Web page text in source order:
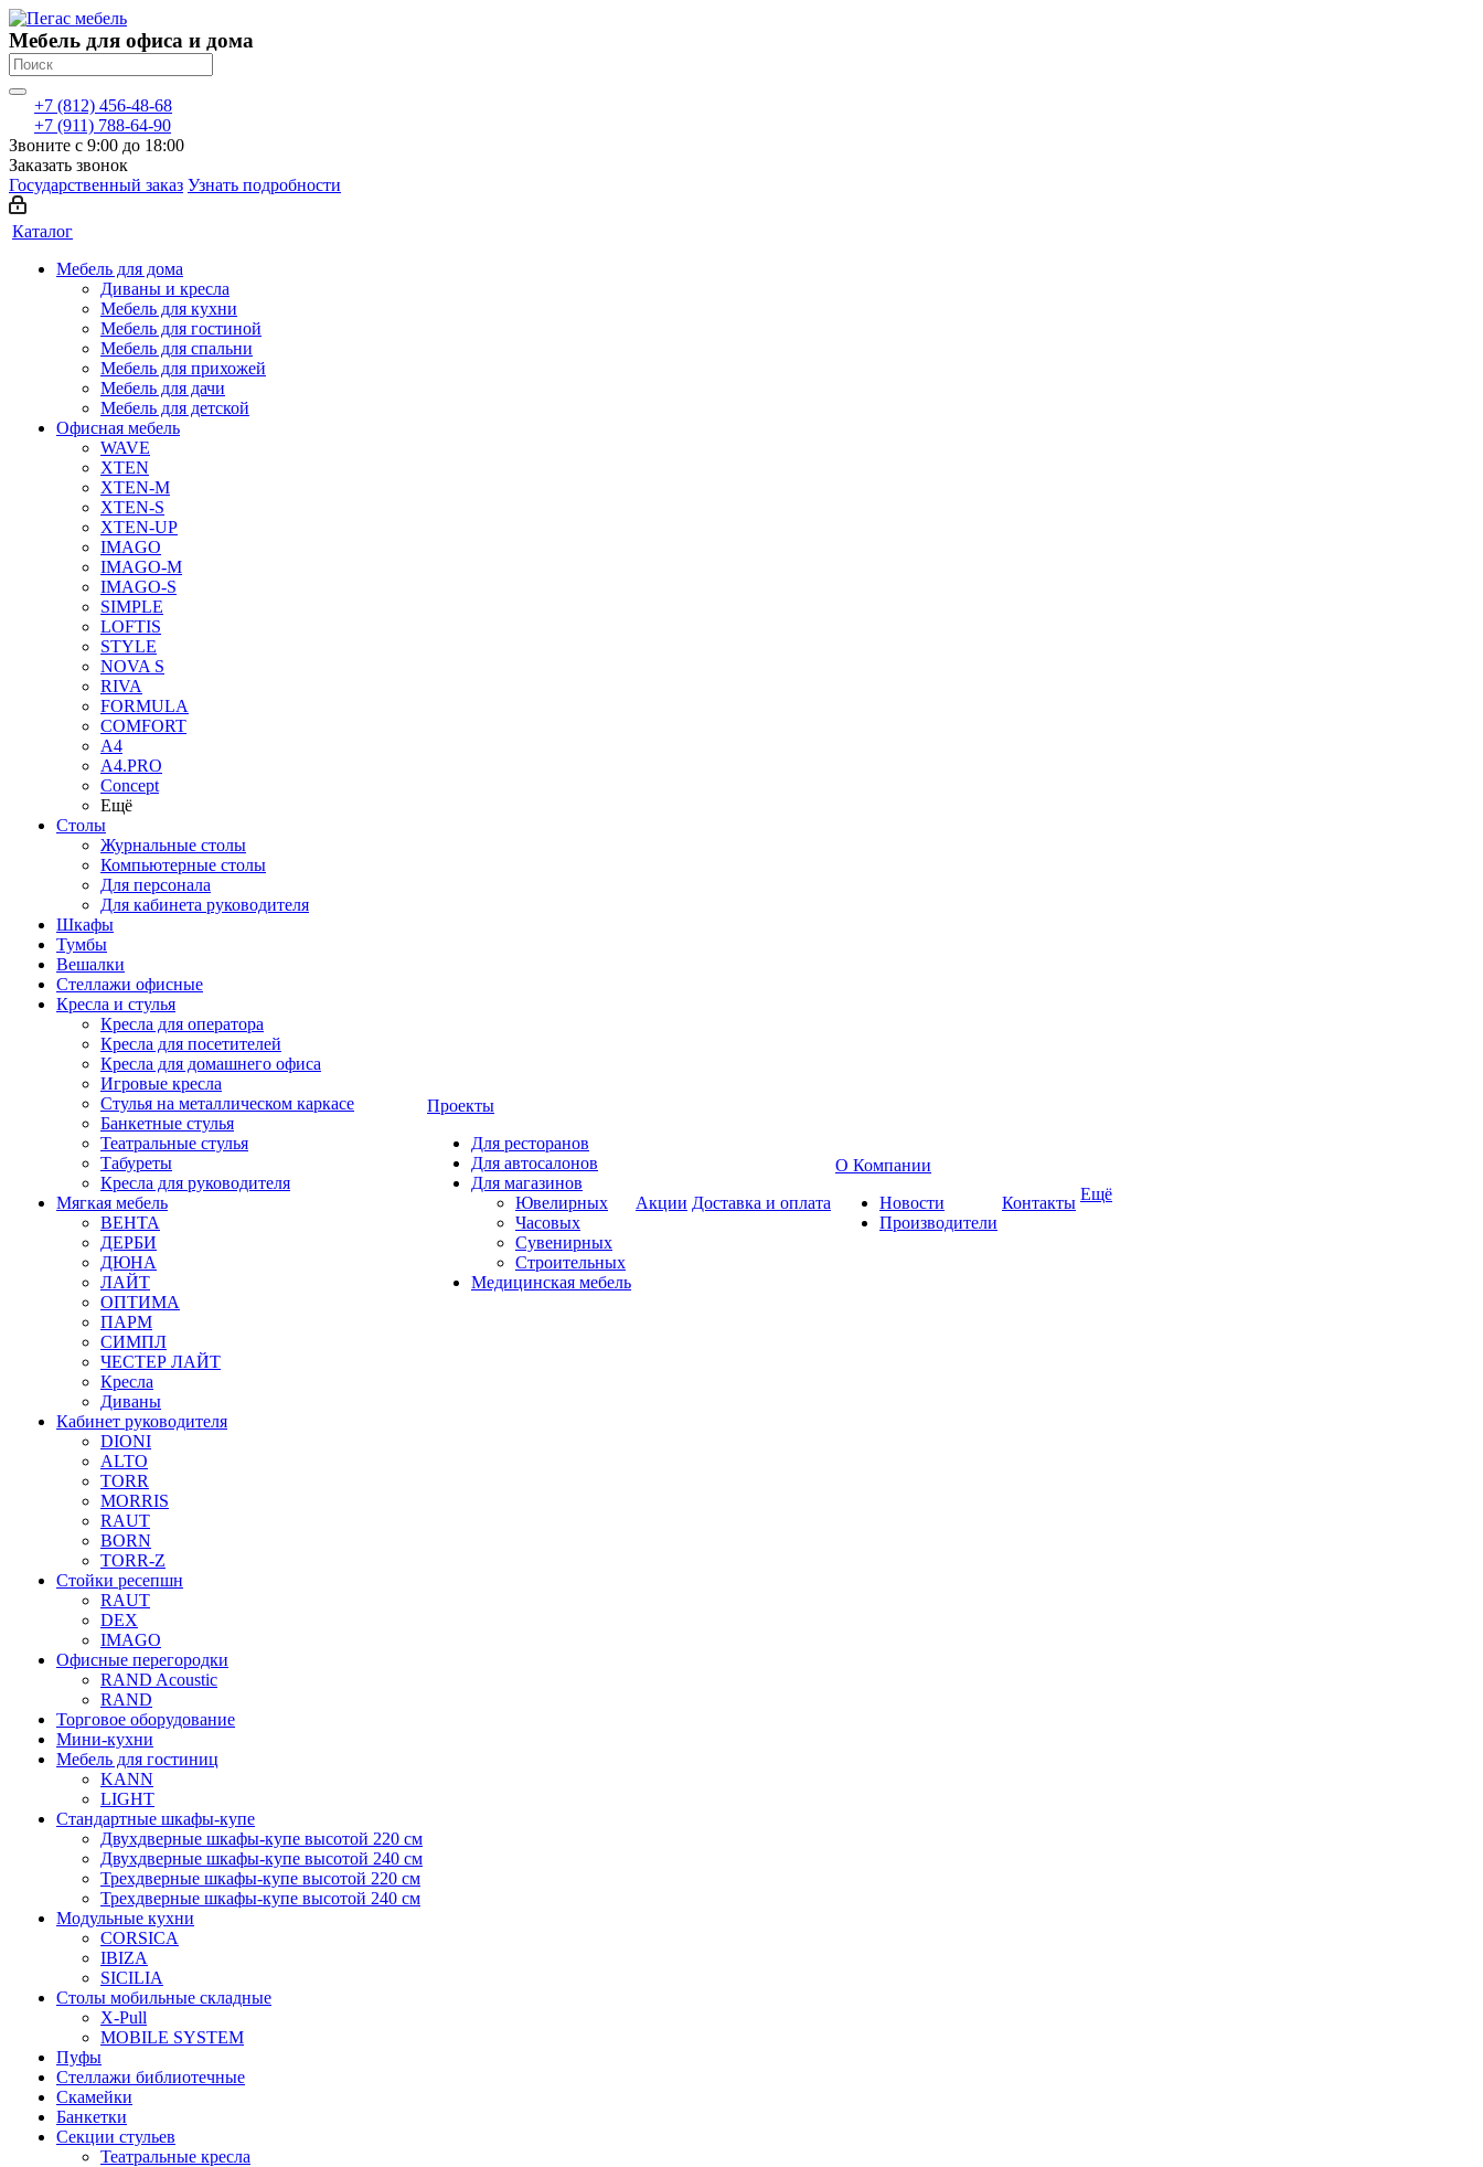
Мебель для офиса и дома
+7 (812) 456-48-68
+7 (911) 788-64-90
Звоните с 9:00 до 18:00
Заказать звонок
Государственный заказ Узнать подробности
Каталог
Мебель для дома
Диваны и кресла
Мебель для кухни
Мебель для гостиной
Мебель для спальни
Мебель для прихожей
Мебель для дачи
Мебель для детской
Офисная мебель
WAVE
XTEN
XTEN-M
XTEN-S
XTEN-UP
IMAGO
IMAGO-M
IMAGO-S
SIMPLE
LOFTIS
STYLE
NOVA S
RIVA
FORMULA
COMFORT
A4
A4.PRO
Concept
Ещё
Столы
Журнальные столы
Компьютерные столы
Для персонала
Для кабинета руководителя
Шкафы
Тумбы
Вешалки
Стеллажи офисные
Кресла и стулья
Кресла для оператора
Кресла для посетителей
Кресла для домашнего офиса
Игровые кресла
Стулья на металлическом каркасе
Банкетные стулья
Театральные стулья
Табуреты
Кресла для руководителя
Мягкая мебель
ВЕНТА
ДЕРБИ
ДЮНА
ЛАЙТ
ОПТИМА
ПАРМ
СИМПЛ
ЧЕСТЕР ЛАЙТ
Кресла
Диваны
Кабинет руководителя
DIONI
ALTO
TORR
MORRIS
RAUT
BORN
TORR-Z
Стойки ресепшн
RAUT
DEX
IMAGO
Офисные перегородки
RAND Acoustic
RAND
Торговое оборудование
Мини-кухни
Мебель для гостиниц
KANN
LIGHT
Стандартные шкафы-купе
Двухдверные шкафы-купе высотой 220 см
Двухдверные шкафы-купе высотой 240 см
Трехдверные шкафы-купе высотой 220 см
Трехдверные шкафы-купе высотой 240 см
Модульные кухни
CORSICA
IBIZA
SICILIA
Столы мобильные складные
X-Pull
MOBILE SYSTEM
Пуфы
Стеллажи библиотечные
Скамейки
Банкетки
Секции стульев
Театральные кресла
Проекты
Для ресторанов
Для автосалонов
Для магазинов
Ювелирных
Часовых
Сувенирных
Строительных
Медицинская мебель
Акции Доставка и оплата
О Компании
Новости
Производители
Контакты Ещё